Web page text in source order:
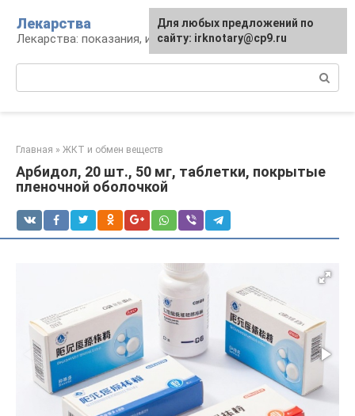
контенту
Лекарства
Лекарства: показания, инструкция, аналоги
Главная » ЖКТ и обмен веществ
Арбидол, 20 шт., 50 мг, таблетки, покрытые
пленочной оболочкой
Для любых предложений по
сайту: irknotary@cp9.ru